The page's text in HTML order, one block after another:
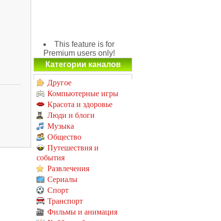
This feature is for
Premium users only!
Категории каналов
Другое
Компьютерные игры
Красота и здоровье
Люди и блоги
Музыка
Общество
Путешествия и
события
Развлечения
Сериалы
Спорт
Транспорт
Фильмы и анимация